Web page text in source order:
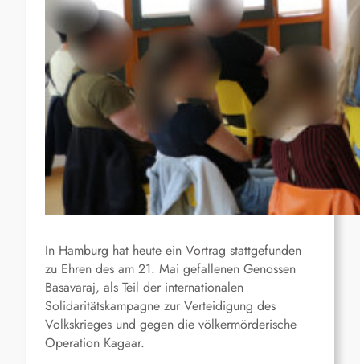
In Hamburg hat heute ein Vortrag stattgefunden
zu Ehren des am 21. Mai gefallenen Genossen
Basavaraj, als Teil der internationalen
Solidaritätskampagne zur Verteidigung des
Volkskrieges und gegen die völkermörderische
Operation Kagaar.